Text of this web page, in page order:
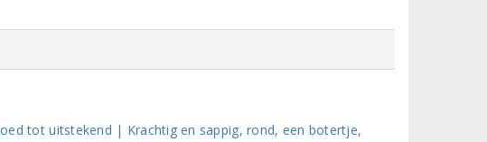
tot uitstekend | Krachtig en sappig, rond, een botertje,